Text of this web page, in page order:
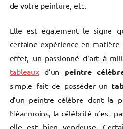
de votre peinture, etc.
Elle est également le signe
certaine expérience en matière
effet, un passionné d’art à
tableaux d’un peintre
simple fait de posséder un
d’un peintre célèbre dont la
Néanmoins, la célébrité n’est
elle est bien vendeuse.